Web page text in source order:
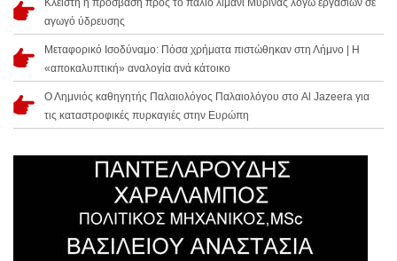
Κλειστή η πρόσβαση προς το παλιό λιμάνι Μύρινας λόγω εργασιών σε
αγωγό ύδρευσης
Μεταφορικό Ισοδύναμο: Πόσα χρήματα πιστώθηκαν στη Λήμνο | Η
«αποκαλυπτική» αναλογία ανά κάτοικο
Ο Λημνιός καθηγητής Παλαιολόγος Παλαιολόγου στο Al Jazeera για
τις καταστροφικές πυρκαγιές στην Ευρώπη